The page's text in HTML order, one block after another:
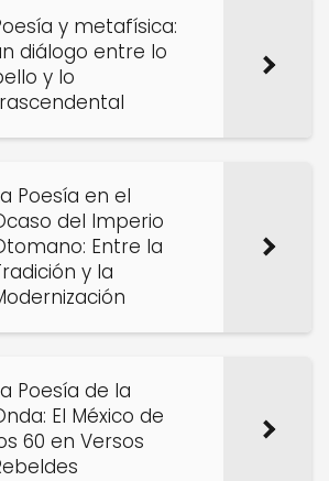
y metafísica:
diálogo entre lo
y lo
Poesía en el
del Imperio
Entre la
y la
Poesía de la
El México de
60 en Versos